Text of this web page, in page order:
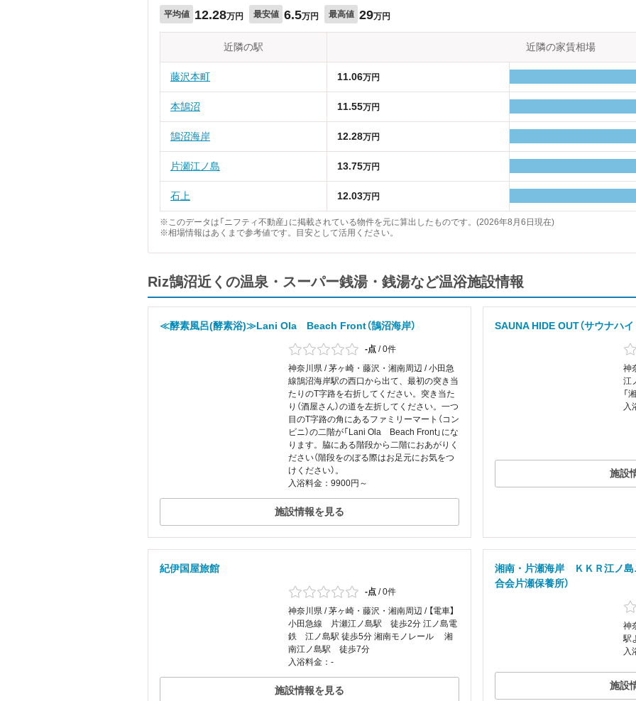
平均値 12.28万円 最安値 6.5万円 最高値 29万円
近隣の駅 近隣の家賃相場
藤沢本町 11.06万円
本鵠沼 11.55万円
鵠沼海岸 12.28万円
片瀬江ノ島 13.75万円
石上 12.03万円
※このデータは「ニフティ不動産」に掲載されている物件を元に算出したものです。(2026年8月6日現在)
※相場情報はあくまで参考値です。目安として活用ください。
Riz鵠沼近くの温泉・スーパー銭湯・銭湯など温浴施設情報
≪酵素風呂(酵素浴)≫Lani Ola Beach Front（鵠沼海岸）
-点 /0件
神奈川県 / 茅ヶ崎・藤沢・湘南周辺 / 小田急
線鵠沼海岸駅の西口から出て、最初の突き当
たりのT字路を右折してください。突き当た
り（酒屋さん）の道を左折してください。一つ
目のT字路の角にあるファミリーマート（コン
ビニ）の二階が「Lani Ola Beach Front」にな
ります。脇にある階段から二階におあがりく
ださい（階段をのぼる際はお足元にお気をつ
けください）。
入浴料金：9900円～
施設情報を見る
SAUNA HIDE OUT（サウナハイ
神
江
「
入
施設
紀伊国屋旅館
-点 /0件
神奈川県 / 茅ヶ崎・藤沢・湘南周辺 / 【電車】
小田急線 片瀬江ノ島駅 徒歩2分 江ノ島電
鉄 江ノ島駅 徒歩5分 湘南モノレール 湘
南江ノ島駅 徒歩7分
入浴料金：-
施設情報を見る
湘南・片瀬海岸 ＫＫＲ江ノ島
合会片瀬保養所）
神
駅
入
施設